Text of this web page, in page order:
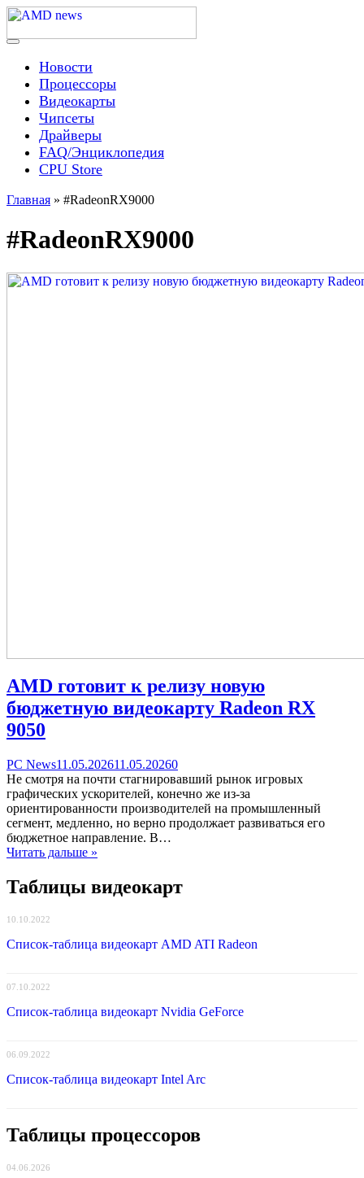
Skip
content
AMD news
Menu
Новости
Процессоры
Видеокарты
Чипсеты
Драйверы
FAQ/Энциклопедия
CPU Store
Главная » #RadeonRX9000
#RadeonRX9000
AMD готовит к релизу новую
бюджетную видеокарту Radeon RX
9050
Categories
PC NewsPosted
on
11.05.202611.05.20260comments
on
AMD
готовит
к
Radeon
Не смотря на почти стагнировавший рынок игровых
графических ускорителей, конечно же из-за
ориентированности производителей на промышленный
сегмент, медленно, но верно продолжает развиваться его
бюджетное направление. В…
Читать дальше »
Таблицы видеокарт
10.10.2022
Список-таблица видеокарт AMD ATI Radeon
07.10.2022
Список-таблица видеокарт Nvidia GeForce
06.09.2022
Список-таблица видеокарт Intel Arc
Таблицы процессоров
04.06.2026